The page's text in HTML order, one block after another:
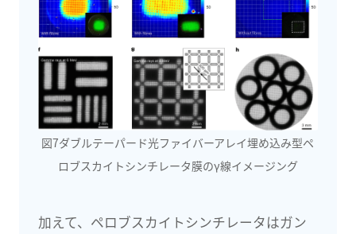
図7ダブルテーパード光ファイバーアレイ埋め込み型ペ
ロブスカイトシンチレータ膜のγ線イメージング
加えて、ペロブスカイトシンチレータはガン